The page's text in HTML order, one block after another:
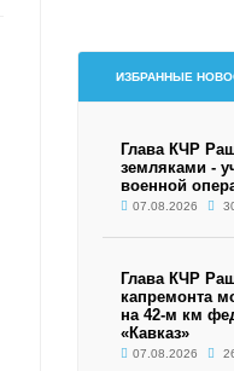
ИЗБРАННЫЕ
Глава КЧР
земляками -
военной
07.08.2026
Глава КЧР
капремонта
на 42-м км
«Кавказ»
07.08.2026